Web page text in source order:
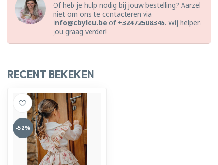
Of heb je hulp nodig bij jouw bestelling? Aarzel
niet om ons te contacteren via
info@cbylou.be of +32472508345. Wij helpen
jou graag verder!
RECENT BEKEKEN
-52%